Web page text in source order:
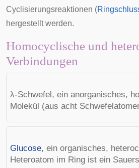
Cyclisierungsreaktionen (
hergestellt werden.
Homocyclische und
Verbindungen
λ-Schwefel, ein anorganisches,
Molekül (aus acht
Glucose, ein organisches,
Heteroatom im Ring ist ein